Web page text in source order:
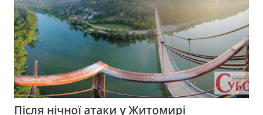
Після нічної атаки у Житомирі